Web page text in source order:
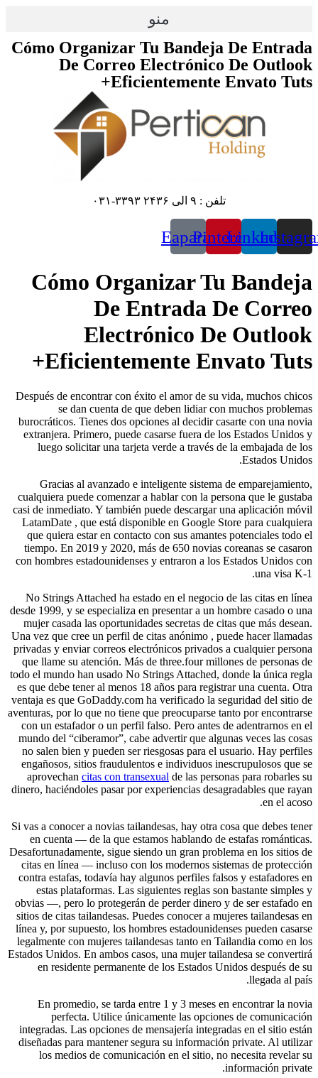
محتوا
منو
Cómo Organizar Tu Bandeja De Entrada
De Correo Electrónico De Outlook
Eficientemente Envato Tuts+
تلفن : ۹ الی ۲۴۳۶ ۳۳۹۳-۰۳۱
Linkedin
Pinterest
Eaparat
Cómo Organizar Tu Bandeja
De Entrada De Correo
Electrónico De Outlook
Eficientemente Envato Tuts+
Después de encontrar con éxito el amor de su vida, muchos chicos
se dan cuenta de que deben lidiar con muchos problemas
burocráticos. Tienes dos opciones al decidir casarte con una novia
extranjera. Primero, puede casarse fuera de los Estados Unidos y
luego solicitar una tarjeta verde a través de la embajada de los
Estados Unidos.
Gracias al avanzado e inteligente sistema de emparejamiento,
cualquiera puede comenzar a hablar con la persona que le gustaba
casi de inmediato. Y también puede descargar una aplicación móvil
LatamDate , que está disponible en Google Store para cualquiera
que quiera estar en contacto con sus amantes potenciales todo el
tiempo. En 2019 y 2020, más de 650 novias coreanas se casaron
con hombres estadounidenses y entraron a los Estados Unidos con
una visa K-1.
No Strings Attached ha estado en el negocio de las citas en línea
desde 1999, y se especializa en presentar a un hombre casado o una
mujer casada las oportunidades secretas de citas que más desean.
Una vez que cree un perfil de citas anónimo , puede hacer llamadas
privadas y enviar correos electrónicos privados a cualquier persona
que llame su atención. Más de three.four millones de personas de
todo el mundo han usado No Strings Attached, donde la única regla
es que debe tener al menos 18 años para registrar una cuenta. Otra
ventaja es que GoDaddy.com ha verificado la seguridad del sitio de
aventuras, por lo que no tiene que preocuparse tanto por encontrarse
con un estafador o un perfil falso. Pero antes de adentrarnos en el
mundo del “ciberamor”, cabe advertir que algunas veces las cosas
no salen bien y pueden ser riesgosas para el usuario. Hay perfiles
engañosos, sitios fraudulentos e individuos inescrupulosos que se
aprovechan citas con transexual de las personas para robarles su
dinero, haciéndoles pasar por experiencias desagradables que rayan
en el acoso.
Si vas a conocer a novias tailandesas, hay otra cosa que debes tener
en cuenta — de la que estamos hablando de estafas románticas.
Desafortunadamente, sigue siendo un gran problema en los sitios de
citas en línea — incluso con los modernos sistemas de protección
contra estafas, todavía hay algunos perfiles falsos y estafadores en
estas plataformas. Las siguientes reglas son bastante simples y
obvias —, pero lo protegerán de perder dinero y de ser estafado en
sitios de citas tailandesas. Puedes conocer a mujeres tailandesas en
línea y, por supuesto, los hombres estadounidenses pueden casarse
legalmente con mujeres tailandesas tanto en Tailandia como en los
Estados Unidos. En ambos casos, una mujer tailandesa se convertirá
en residente permanente de los Estados Unidos después de su
llegada al país.
En promedio, se tarda entre 1 y 3 meses en encontrar la novia
perfecta. Utilice únicamente las opciones de comunicación
integradas. Las opciones de mensajería integradas en el sitio están
diseñadas para mantener segura su información private. Al utilizar
los medios de comunicación en el sitio, no necesita revelar su
información private.